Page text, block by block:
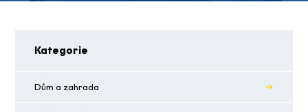
Kategorie
Dům a zahrada